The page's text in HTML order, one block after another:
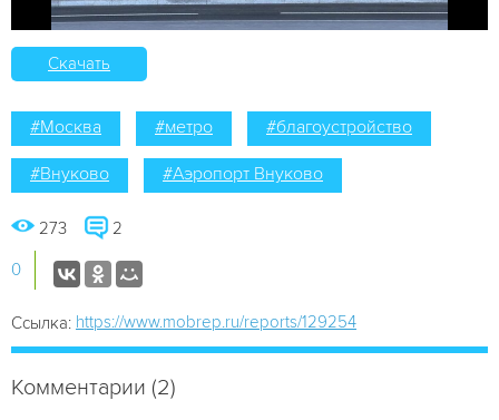
Скачать
#Москва #метро #благоустройство
#Внуково #Аэропорт Внуково
273 2
0
Ссылка: https://www.mobrep.ru/reports/129254
Комментарии (2)